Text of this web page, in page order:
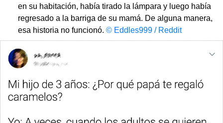
en su habitación, había tirado la lámpara y luego había
regresado a la barriga de su mamá. De alguna manera,
esa historia no funcionó. © Eddles999 / Reddit